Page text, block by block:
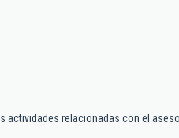
actividades relacionadas con el